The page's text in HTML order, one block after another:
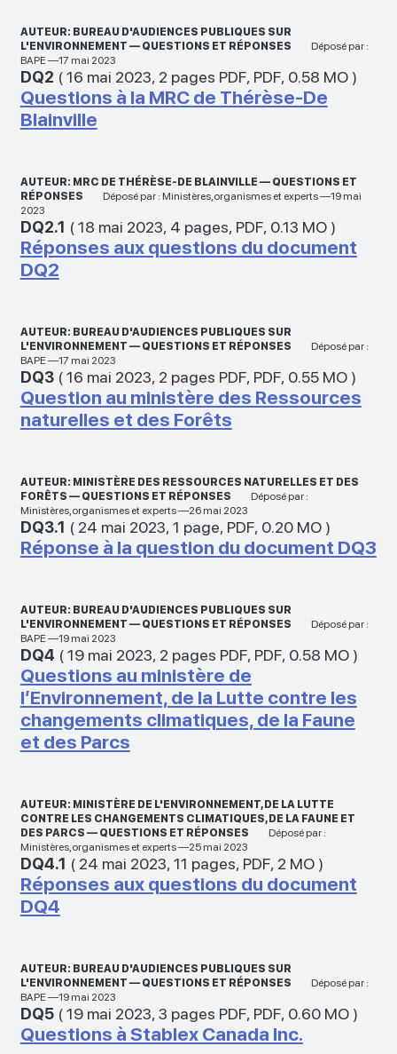
AUTEUR: BUREAU D'AUDIENCES PUBLIQUES SUR
L'ENVIRONNEMENT — QUESTIONS ET RÉPONSES
Déposé par :
BAPE —17 mai 2023
DQ2 (16 mai 2023, 2 pages PDF, PDF, 0.58 MO)
Questions à la MRC de Thérèse-De
Blainville
AUTEUR: MRC DE THÉRÈSE-DE BLAINVILLE — QUESTIONS ET
RÉPONSES
Déposé par : Ministères,organismes et experts —19 mai
2023
DQ2.1 (18 mai 2023, 4 pages, PDF, 0.13 MO)
Réponses aux questions du document
DQ2
AUTEUR: BUREAU D'AUDIENCES PUBLIQUES SUR
L'ENVIRONNEMENT — QUESTIONS ET RÉPONSES
Déposé par :
BAPE —17 mai 2023
DQ3(16 mai 2023, 2 pages PDF, PDF, 0.55 MO)
Question au ministère des Ressources
naturelles et des Forêts
AUTEUR: MINISTÈRE DES RESSOURCES NATURELLES ET DES
FORÊTS — QUESTIONS ET RÉPONSES
Déposé par :
Ministères,organismes et experts —26 mai 2023
DQ3.1 ( 24 mai 2023, 1 page, PDF, 0.20 MO)
Réponse à la question du document DQ3
AUTEUR: BUREAU D'AUDIENCES PUBLIQUES SUR
L'ENVIRONNEMENT — QUESTIONS ET RÉPONSES
Déposé par :
BAPE —19 mai 2023
DQ4 (19 mai 2023, 2 pages PDF, PDF, 0.58 MO)
Questions au ministère de
l’Environnement, de la Lutte contre les
changements climatiques, de la Faune
et des Parcs
AUTEUR: MINISTÈRE DE L'ENVIRONNEMENT, DE LA LUTTE
CONTRE LES CHANGEMENTS CLIMATIQUES, DE LA FAUNE ET
DES PARCS — QUESTIONS ET RÉPONSES
Déposé par :
Ministères,organismes et experts —25 mai 2023
DQ4.1 ( 24 mai 2023, 11 pages, PDF, 2 MO)
Réponses aux questions du document
DQ4
AUTEUR: BUREAU D'AUDIENCES PUBLIQUES SUR
L'ENVIRONNEMENT — QUESTIONS ET RÉPONSES
Déposé par :
BAPE —19 mai 2023
DQ5(19 mai 2023, 3 pages PDF, PDF, 0.60 MO)
Questions à Stablex Canada Inc.